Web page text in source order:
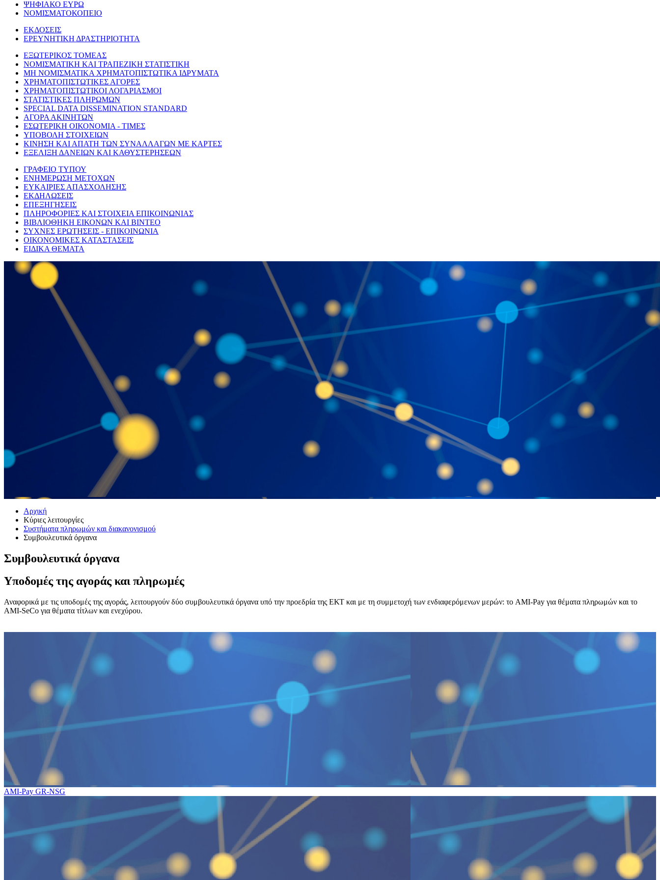
ΨΗΦΙΑΚΟ ΕΥΡΩ
ΝΟΜΙΣΜΑΤΟΚΟΠΕΙΟ
ΕΚΔΟΣΕΙΣ
ΕΡΕΥΝΗΤΙΚΗ ΔΡΑΣΤΗΡΙΟΤΗΤΑ
ΕΞΩΤΕΡΙΚΟΣ ΤΟΜΕΑΣ
ΝΟΜΙΣΜΑΤΙΚΗ ΚΑΙ ΤΡΑΠΕΖΙΚΗ ΣΤΑΤΙΣΤΙΚΗ
ΜΗ ΝΟΜΙΣΜΑΤΙΚΑ ΧΡΗΜΑΤΟΠΙΣΤΩΤΙΚΑ ΙΔΡΥΜΑΤΑ
ΧΡΗΜΑΤΟΠΙΣΤΩΤΙΚΕΣ ΑΓΟΡΕΣ
ΧΡΗΜΑΤΟΠΙΣΤΩΤΙΚΟΙ ΛΟΓΑΡΙΑΣΜΟΙ
ΣΤΑΤΙΣΤΙΚΕΣ ΠΛΗΡΩΜΩΝ
SPECIAL DATA DISSEMINATION STANDARD
ΑΓΟΡΑ ΑΚΙΝΗΤΩΝ
ΕΣΩΤΕΡΙΚΗ ΟΙΚΟΝΟΜΙΑ - ΤΙΜΕΣ
ΥΠΟΒΟΛΗ ΣΤΟΙΧΕΙΩΝ
ΚΙΝΗΣΗ ΚΑΙ ΑΠΑΤΗ ΤΩΝ ΣΥΝΑΛΛΑΓΩΝ ΜΕ ΚΑΡΤΕΣ
ΕΞΕΛΙΞΗ ΔΑΝΕΙΩΝ ΚΑΙ ΚΑΘΥΣΤΕΡΗΣΕΩΝ
ΓΡΑΦΕΙΟ ΤΥΠΟΥ
ΕΝΗΜΕΡΩΣΗ ΜΕΤΟΧΩΝ
ΕΥΚΑΙΡΙΕΣ ΑΠΑΣΧΟΛΗΣΗΣ
ΕΚΔΗΛΩΣΕΙΣ
ΕΠΕΞΗΓΗΣΕΙΣ
ΠΛΗΡΟΦΟΡΙΕΣ ΚΑΙ ΣΤΟΙΧΕΙΑ ΕΠΙΚΟΙΝΩΝΙΑΣ
ΒΙΒΛΙΟΘΗΚΗ ΕΙΚΟΝΩΝ ΚΑΙ ΒΙΝΤΕΟ
ΣΥΧΝΕΣ ΕΡΩΤΗΣΕΙΣ - ΕΠΙΚΟΙΝΩΝΙΑ
ΟΙΚΟΝΟΜΙΚΕΣ ΚΑΤΑΣΤΑΣΕΙΣ
ΕΙΔΙΚΑ ΘΕΜΑΤΑ
Αρχική
Κύριες λειτουργίες
Συστήματα πληρωμών και διακανονισμού
Συμβουλευτικά όργανα
Συμβουλευτικά όργανα
​​​​​​​​​​Υποδομές της αγοράς και ​πληρωμές
​​​​​​​​​​​Αναφορικά με τις υ​ποδομές της αγοράς, λειτουργούν δύο συμβουλευτικά όργανα υπό την προεδρία της ΕΚΤ και με τη συμμετοχή των ενδιαφερόμενων μερών: το AMI-Pay για θέματα πληρ​​ωμών και το
AMI-SeCo για θέματα τίτλων και ενεχύρου.​
AMI-Pay GR-NSG